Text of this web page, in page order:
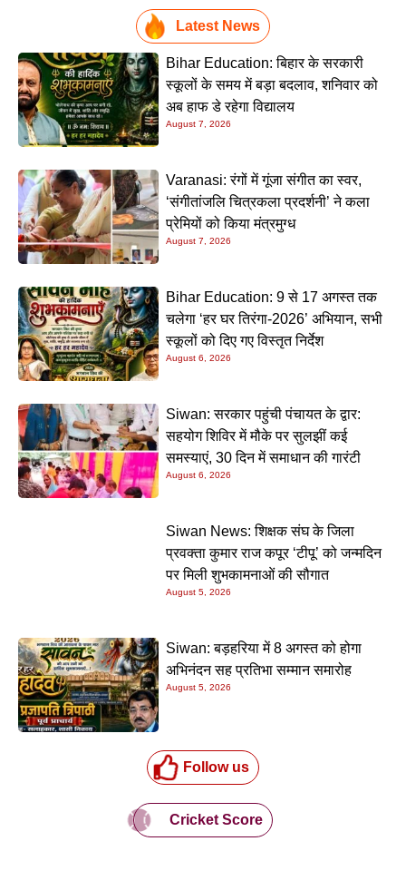
Latest News
Bihar Education: बिहार के सरकारी
स्कूलों के समय में बड़ा बदलाव, शनिवार को
अब हाफ डे रहेगा विद्यालय
August 7, 2026
Varanasi: रंगों में गूंजा संगीत का स्वर,
‘संगीतांजलि चित्रकला प्रदर्शनी’ ने कला
प्रेमियों को किया मंत्रमुग्ध
August 7, 2026
Bihar Education: 9 से 17 अगस्त तक
चलेगा ‘हर घर तिरंगा-2026’ अभियान, सभी
स्कूलों को दिए गए विस्तृत निर्देश
August 6, 2026
Siwan: सरकार पहुंची पंचायत के द्वार:
सहयोग शिविर में मौके पर सुलझीं कई
समस्याएं, 30 दिन में समाधान की गारंटी
August 6, 2026
Siwan News: शिक्षक संघ के जिला
प्रवक्ता कुमार राज कपूर ‘टीपू’ को जन्मदिन
पर मिली शुभकामनाओं की सौगात
August 5, 2026
Siwan: बड़हरिया में 8 अगस्त को होगा
अभिनंदन सह प्रतिभा सम्मान समारोह
August 5, 2026
Follow us
Cricket Score